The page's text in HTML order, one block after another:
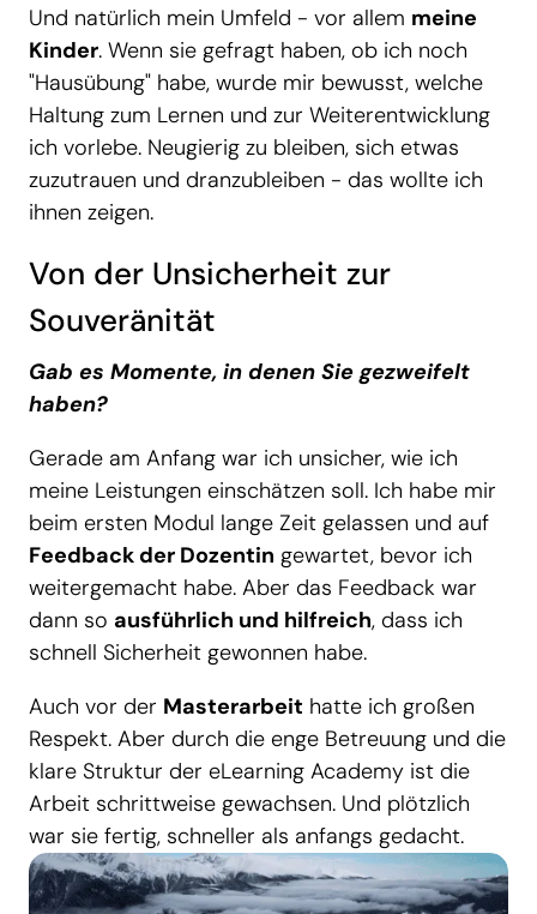
Und natürlich mein Umfeld - vor allem meine
Kinder. Wenn sie gefragt haben, ob ich noch
"Hausübung" habe, wurde mir bewusst, welche
Haltung zum Lernen und zur Weiterentwicklung
ich vorlebe. Neugierig zu bleiben, sich etwas
zuzutrauen und dranzubleiben - das wollte ich
ihnen zeigen.
Von der Unsicherheit zur
Souveränität
Gab es Momente, in denen Sie gezweifelt
haben?
Gerade am Anfang war ich unsicher, wie ich
meine Leistungen einschätzen soll. Ich habe mir
beim ersten Modul lange Zeit gelassen und auf
Feedback der Dozentin gewartet, bevor ich
weitergemacht habe. Aber das Feedback war
dann so ausführlich und hilfreich, dass ich
schnell Sicherheit gewonnen habe.
Auch vor der Masterarbeit hatte ich großen
Respekt. Aber durch die enge Betreuung und die
klare Struktur der eLearning Academy ist die
Arbeit schrittweise gewachsen. Und plötzlich
war sie fertig, schneller als anfangs gedacht.